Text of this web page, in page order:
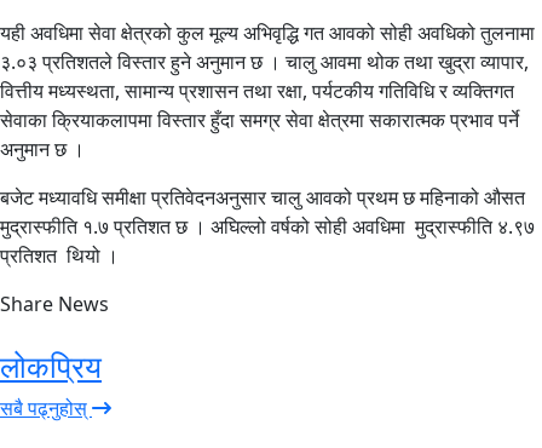
यही अवधिमा सेवा क्षेत्रको कुल मूल्य अभिवृद्धि गत आवको सोही अवधिको तुलनामा
३.०३ प्रतिशतले विस्तार हुने अनुमान छ । चालु आवमा थोक तथा खुद्रा व्यापार,
वित्तीय मध्यस्थता, सामान्य प्रशासन तथा रक्षा, पर्यटकीय गतिविधि र व्यक्तिगत
सेवाका क्रियाकलापमा विस्तार हुँदा समग्र सेवा क्षेत्रमा सकारात्मक प्रभाव पर्ने
अनुमान छ ।
बजेट मध्यावधि समीक्षा प्रतिवेदनअनुसार चालु आवको प्रथम छ महिनाको औसत
मुद्रास्फीति १.७ प्रतिशत छ । अघिल्लो वर्षको सोही अवधिमा मुद्रास्फीति ४.९७
प्रतिशत थियो ।
Share News
लोकप्रिय
सबै पढ्नुहोस्